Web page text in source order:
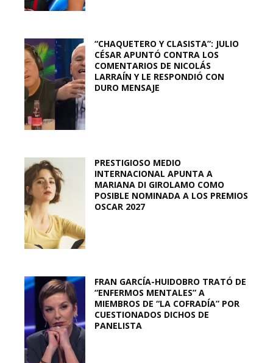
“CHAQUETERO Y CLASISTA”: JULIO
CÉSAR APUNTÓ CONTRA LOS
COMENTARIOS DE NICOLÁS
LARRAÍN Y LE RESPONDIÓ CON
DURO MENSAJE
PRESTIGIOSO MEDIO
INTERNACIONAL APUNTA A
MARIANA DI GIROLAMO COMO
POSIBLE NOMINADA A LOS PREMIOS
OSCAR 2027
FRAN GARCÍA-HUIDOBRO TRATÓ DE
“ENFERMOS MENTALES” A
MIEMBROS DE “LA COFRADÍA” POR
CUESTIONADOS DICHOS DE
PANELISTA